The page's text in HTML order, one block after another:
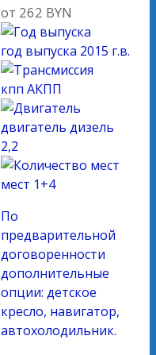
от 262 BYN
год выпуска 2015 г.в.
кпп АКПП
двигатель дизель
2,2
мест 1+4
По
предварительной
договоренности
дополнительные
опции: детское
кресло, навигатор,
автохолодильник.